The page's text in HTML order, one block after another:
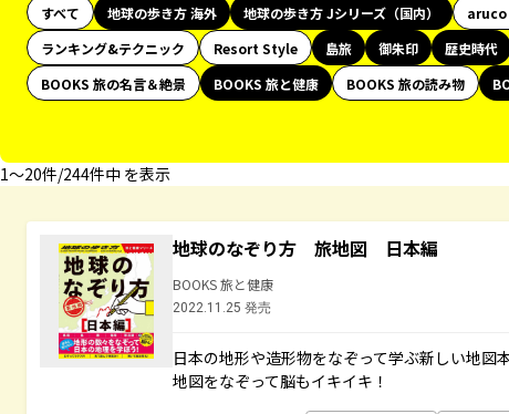
すべて 地球の歩き方 海外 地球の歩き方 Jシリーズ（国内） aruco
ランキング&テクニック
Resort Style 島旅 御朱印 歴史時代
BOOKS 旅の名言＆絶景
BOOKS 旅と健康 BOOKS 旅の読み物
1〜20件/244件中 を表示
地球のなぞり方 旅地図 日本編
BOOKS 旅と健康
2022.11.25 発売
日本の地形や造形物をなぞって学ぶ新しい地
地図をなぞって脳もイキイキ！